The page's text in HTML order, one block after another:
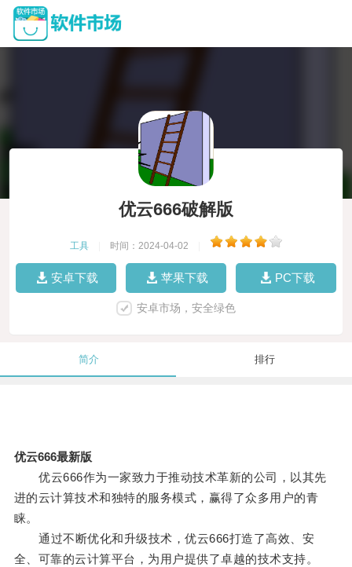
优云666破解版
工具 时间：2024-04-02
安卓下载 苹果下载 PC下载
安卓市场，安全绿色
简介 排行
优云666最新版
优云666作为一家致力于推动技术革新的公司，以其先
进的云计算技术和独特的服务模式，赢得了众多用户的青
睐。
通过不断优化和升级技术，优云666打造了高效、安
全、可靠的云计算平台，为用户提供了卓越的技术支持。